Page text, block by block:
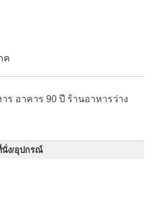
ค
ร อาคาร 90 ปี ร้านอาหารว่าง
นั่ง/อุปกรณ์